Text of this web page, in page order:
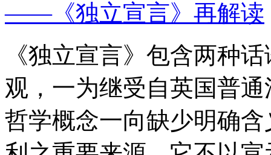
——《独立宣言》再解读
《独立宣言》包含两种
观，一为继受自英国普
哲学概念一向缺少明确